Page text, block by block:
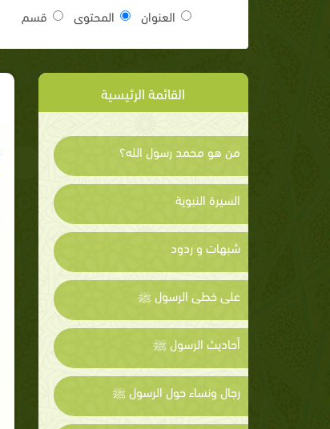
العنوان المحتوى قسم
القائمة الرئيسية
من هو محمد رسول الله؟
السيرة النبوية
شبهات و ردود
على خطى الرسول ﷺ
أحاديث الرسول ﷺ
رجال ونساء حول الرسول ﷺ